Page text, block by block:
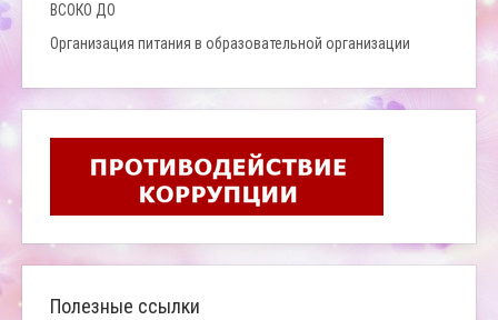
ВСОКО ДО
Организация питания в образовательной организации
Полезные ссылки